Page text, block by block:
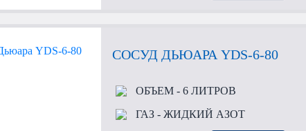
СОСУД ДЬЮАРА YDS-6-80
ОБЪЕМ- 6 ЛИТРОВ
ГАЗ- ЖИДКИЙ АЗОТ